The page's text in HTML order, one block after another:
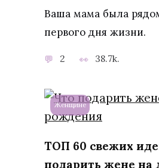
Ваша мама была
первого дня жизни.
2 38.7k.
Женщине
ТОП 60 свежих
подарить жене на